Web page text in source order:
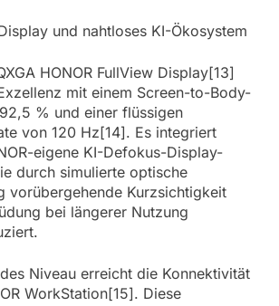
und nahtloses KI-Ökosystem
HONOR FullView Display[13]
mit einem Screen-to-Body-
% und einer flüssigen
von 120 Hz[14]. Es integriert
eigene KI-Defokus-Display-
durch simulierte optische
vorübergehende Kurzsichtigkeit
bei längerer Nutzung
Niveau erreicht die Konnektivität
WorkStation[15]. Diese